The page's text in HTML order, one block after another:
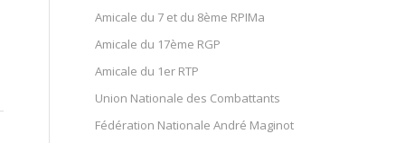
Amicale du 7 et du 8ème RPIMa
Amicale du 17ème RGP
Amicale du 1er RTP
Union Nationale des Combattants
Fédération Nationale André Maginot